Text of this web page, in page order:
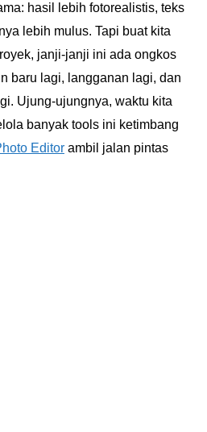
hasil lebih fotorealistis, teks
lebih mulus. Tapi buat kita
janji-janji ini ada ongkos
baru lagi, langganan lagi, dan
Ujung-ujungnya, waktu kita
banyak tools ini ketimbang
Editorambil jalan pintas